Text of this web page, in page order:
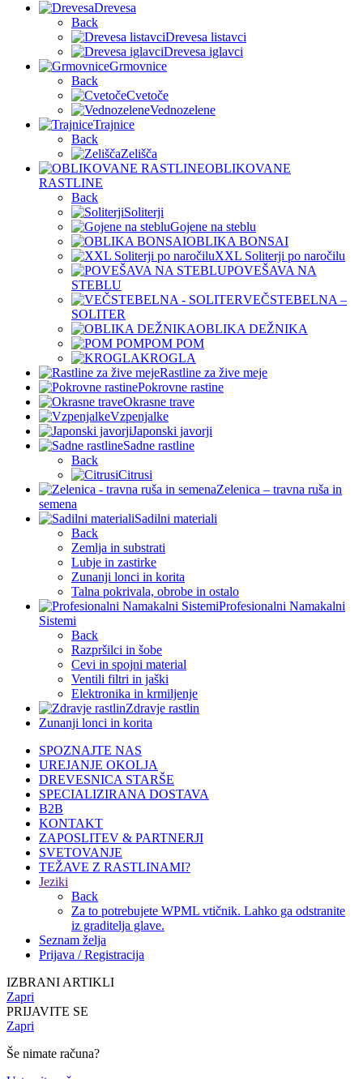
Drevesa
Back
Drevesa listavci
Drevesa iglavci
Grmovnice
Back
Cvetoče
Vednozelene
Trajnice
Back
Zelišča
OBLIKOVANE
RASTLINE
Back
Soliterji
Gojene na steblu
OBLIKA BONSAI
XXL Soliterji po naročilu
POVEŠAVA NA
STEBLU
VEČSTEBELNA –
SOLITER
OBLIKA DEŽNIKA
POM POM
KROGLA
Rastline za žive meje
Pokrovne rastine
Okrasne trave
Vzpenjalke
Japonski javorji
Sadne rastline
Back
Citrusi
Zelenica – travna ruša in
semena
Sadilni materiali
Back
Zemlja in substrati
Lubje in zastirke
Zunanji lonci in korita
Talna pokrivala, obrobe in ostalo
Profesionalni Namakalni
Sistemi
Back
Razpršilci in šobe
Cevi in spojni material
Ventili filtri in jaški
Elektronika in krmiljenje
Zdravje rastlin
Zunanji lonci in korita
SPOZNAJTE NAS
UREJANJE OKOLJA
DREVESNICA STARŠE
SPECIALIZIRANA DOSTAVA
B2B
KONTAKT
ZAPOSLITEV & PARTNERJI
SVETOVANJE
TEŽAVE Z RASTLINAMI?
Jeziki
Back
Za to potrebujete WPML vtičnik. Lahko ga odstranite
iz graditelja glave.
Seznam želja
Prijava / Registracija
IZBRANI ARTIKLI
Zapri
PRIJAVITE SE
Zapri
Še nimate računa?